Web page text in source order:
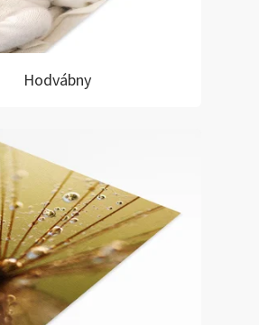
Hodvábny